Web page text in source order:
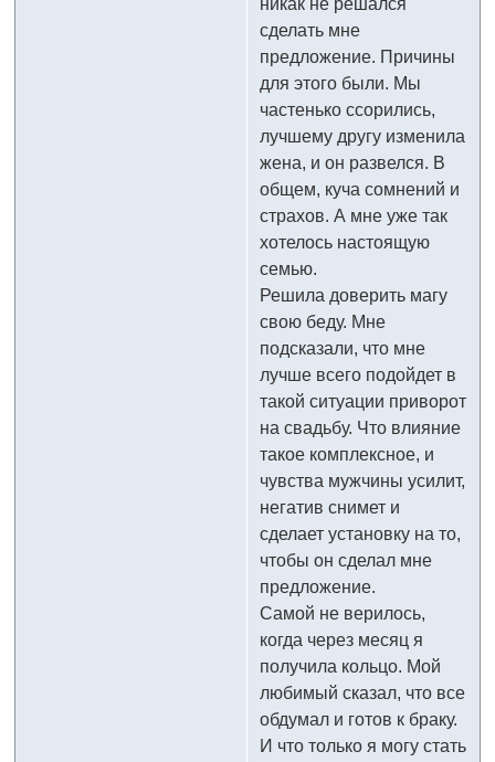
никак не решался
сделать мне
предложение. Причины
для этого были. Мы
частенько ссорились,
лучшему другу изменила
жена, и он развелся. В
общем, куча сомнений и
страхов. А мне уже так
хотелось настоящую
семью.
Решила доверить магу
свою беду. Мне
подсказали, что мне
лучше всего подойдет в
такой ситуации приворот
на свадьбу. Что влияние
такое комплексное, и
чувства мужчины усилит,
негатив снимет и
сделает установку на то,
чтобы он сделал мне
предложение.
Самой не верилось,
когда через месяц я
получила кольцо. Мой
любимый сказал, что все
обдумал и готов к браку.
И что только я могу стать